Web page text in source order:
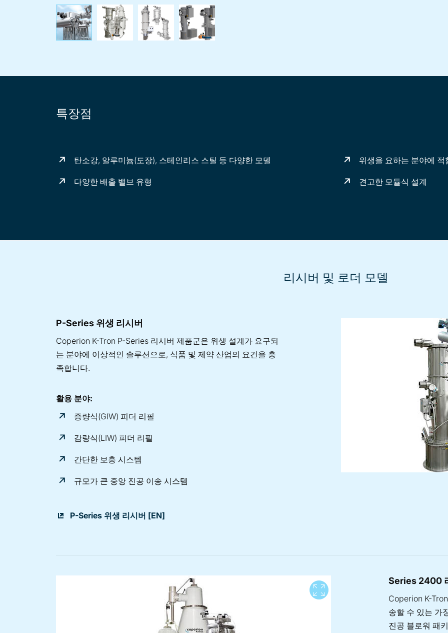
Coperion K-Tron P-Series 위생 진공 시퀀싱 리시버
Coperion K-Tron 진공 시퀀싱 리시버 제품군
Coperion K-Tron 2400 완벽한 머신 로더
특장점
탄소강, 알루미늄(도장), 스테인리스 스틸 등 다양한 모델
다양한 배출 밸브 유형
위생을 요하는 분야에
견고한 모듈식 설계
리시버 및 로더 모델
P-Series 위생 리시버
Coperion K-Tron P-Series 리시버 제품군은 위생 설계가 요구되
는 분야에 이상적인 솔루션으로, 식품 및 제약 산업의 요건을 충
족합니다.
활용 분야:
증량식(GIW) 피더 리필
감량식(LIW) 피더 리필
간단한 보충 시스템
규모가 큰 중앙 진공 이송 시스템
P-Series 위생 리시버 [EN]
Series 2400
Coperion K-
송할 수 있는 가
진공 블로워 패